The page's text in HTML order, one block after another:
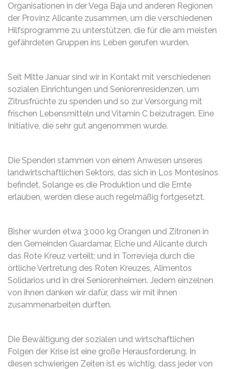
Organisationen in der Vega Baja und anderen Regionen
der Provinz Alicante zusammen, um die verschiedenen
Hilfsprogramme zu unterstützen, die für die am meisten
gefährdeten Gruppen ins Leben gerufen wurden.
Seit Mitte Januar sind wir in Kontakt mit verschiedenen
sozialen Einrichtungen und Seniorenresidenzen, um
Zitrusfrüchte zu spenden und so zur Versorgung mit
frischen Lebensmitteln und Vitamin C beizutragen. Eine
Initiative, die sehr gut angenommen wurde.
Die Spenden stammen von einem Anwesen unseres
landwirtschaftlichen Sektors, das sich in Los Montesinos
befindet. Solange es die Produktion und die Ernte
erlauben, werden diese auch regelmäßig fortgesetzt.
Bisher wurden etwa 3.000 kg Orangen und Zitronen in
den Gemeinden Guardamar, Elche und Alicante durch
das Rote Kreuz verteilt; und in Torrevieja durch die
örtliche Vertretung des Roten Kreuzes, Alimentos
Solidarios und in drei Seniorenheimen. Jedem einzelnen
von ihnen danken wir dafür, dass wir mit ihnen
zusammenarbeiten durften.
Die Bewältigung der sozialen und wirtschaftlichen
Folgen der Krise ist eine große Herausforderung. In
diesen schwierigen Zeiten ist es wichtig, dass jeder von